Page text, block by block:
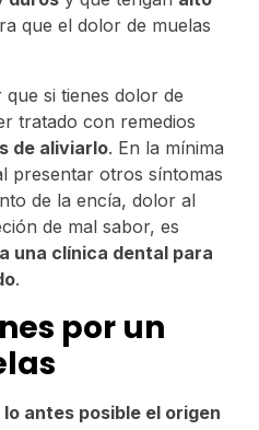
que el dolor de muelas
si tienes dolor de
tratado con remedios
de aliviarlo. En la mínima
presentar otros síntomas
de la encía, dolor al
de mal sabor, es
una clínica dental para
.
por un
antes posible el origen